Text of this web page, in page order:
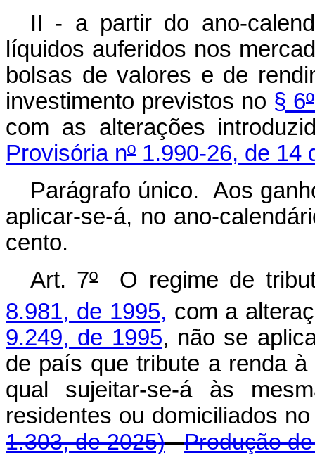
II - a partir do ano-
líquidos auferidos nos
bolsas de valores e de
investimento previstos no § 6º
com as alterações
Provisória nº 1.990-26, de 14
Parágrafo único. Aos
aplicar-se-á, no ano-
cento.
Art. 7ºO regime de
8.981, de 1995, com a
9.249, de 1995, não se
de país que tribute a renda
qual sujeitar-se-á às
residentes ou domiciliados
1.303, de 2025)
Produção